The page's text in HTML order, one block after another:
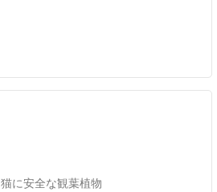
猫に安全な観葉植物